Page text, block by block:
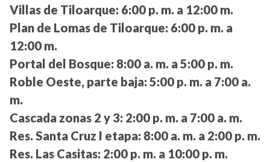
Villas de Tiloarque: 6:00 p. m. a 12:00 m.
Plan de Lomas de Tiloarque: 6:00 p. m. a
12:00 m.
Portal del Bosque: 8:00 a. m. a 5:00 p. m.
Roble Oeste, parte baja: 5:00 p. m. a 7:00 a.
m.
Cascada zonas 2 y 3: 2:00 p. m. a 7:00 a. m.
Res. Santa Cruz I etapa: 8:00 a. m. a 2:00 p. m.
Res. Las Casitas: 2:00 p. m. a 10:00 p. m.